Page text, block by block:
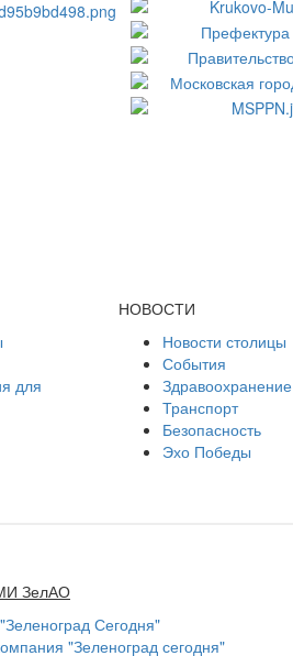
для
НОВОСТИ
Новости столицы
События
Здравоохранение
Транспорт
Безопасность
Эхо Победы
ЗелАО
Сегодня"
"Зеленоград сегодня"